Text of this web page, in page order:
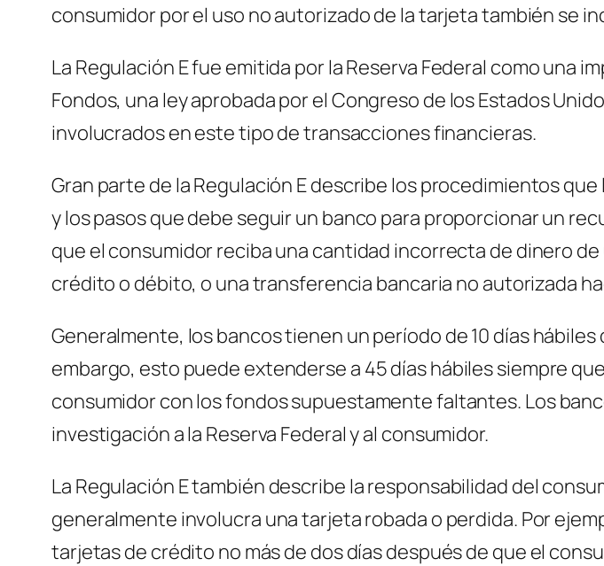
consumidor por el uso no autorizado de la tarjeta también se
La Regulación E fue emitida por la Reserva Federal como una
Fondos, una ley aprobada por el Congreso de los Estados
involucrados en este tipo de transacciones financieras.
Gran parte de la Regulación E describe los procedimientos
y los pasos que debe seguir un banco para proporcionar un
que el consumidor reciba una cantidad incorrecta de dinero
crédito o débito, o una transferencia bancaria no autorizada
Generalmente, los bancos tienen un período de 10 días
embargo, esto puede extenderse a 45 días hábiles siempre
consumidor con los fondos supuestamente faltantes. Los
investigación a la Reserva Federal y al consumidor.
La Regulación E también describe la responsabilidad del
generalmente involucra una tarjeta robada o perdida. Por
tarjetas de crédito no más de dos días después de que el